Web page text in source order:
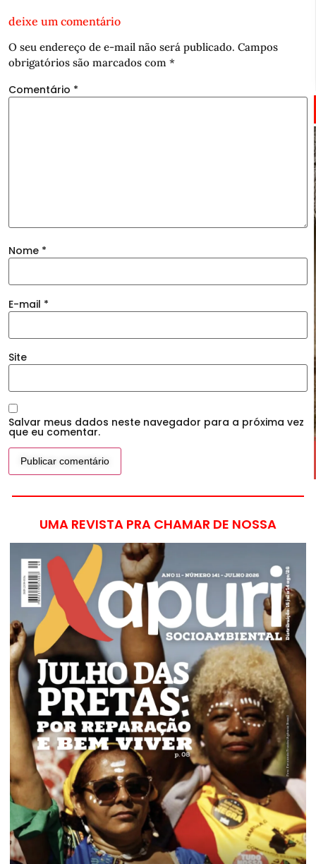
deixe um comentário
O seu endereço de e-mail não será publicado. Campos
obrigatórios são marcados com *
Comentário *
Nome *
E-mail *
Site
Salvar meus dados neste navegador para a próxima vez
que eu comentar.
UMA REVISTA PRA CHAMAR DE NOSSA